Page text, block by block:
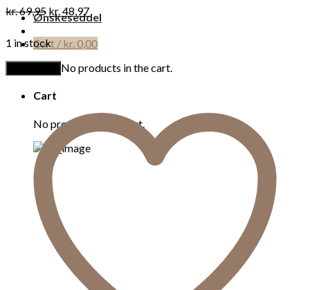
Ønskeseddel
Cart / kr.0,00
No products in the cart.
Cart
No products in the cart.
kr.69,95 kr.48,97
1 in stock